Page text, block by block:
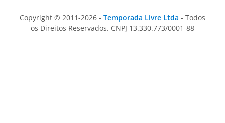
Copyright © 2011-2026 - Temporada Livre Ltda - Todos
os Direitos Reservados. CNPJ 13.330.773/0001-88